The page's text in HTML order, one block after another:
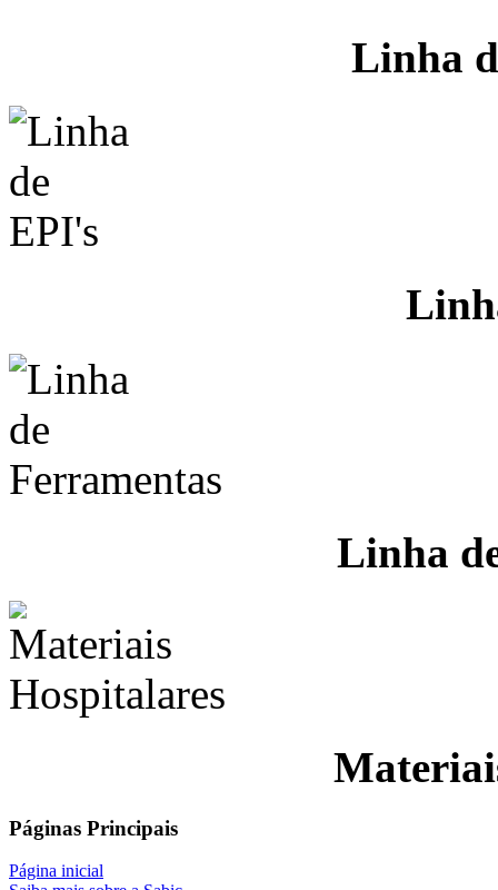
Linha
Linha
Páginas Principais
Página inicial